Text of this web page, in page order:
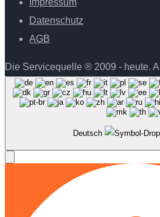
Impressum
Datenschutz
AGB
Die Servicequelle ® 2009 - heute.
Deutsch